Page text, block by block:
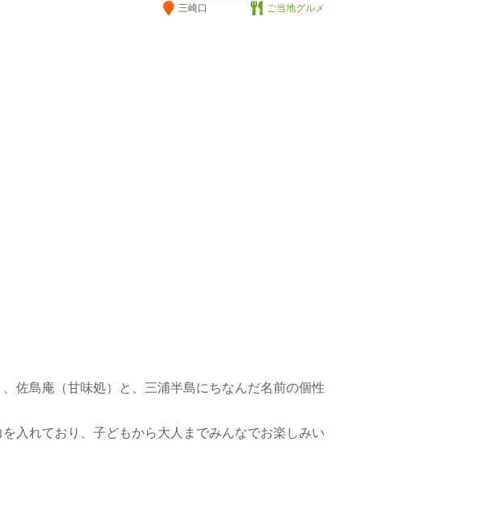
三崎口 ご当地グルメ
佐島庵（甘味処）と、三浦半島にちなんだ名前の個性
入れており、子どもから大人までみんなでお楽しみい